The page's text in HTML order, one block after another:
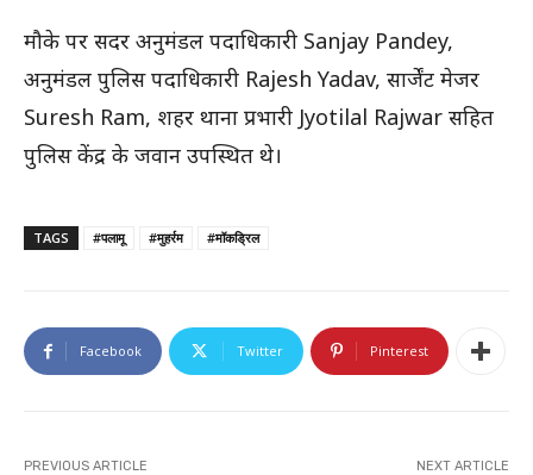
मौके पर सदर अनुमंडल पदाधिकारी Sanjay Pandey,
अनुमंडल पुलिस पदाधिकारी Rajesh Yadav, सार्जेंट मेजर
Suresh Ram, शहर थाना प्रभारी Jyotilal Rajwar सहित
पुलिस केंद्र के जवान उपस्थित थे।
TAGS #पलामू #मुहर्रम #मॉकड्रिल
Facebook Twitter Pinterest
PREVIOUS ARTICLE NEXT ARTICLE